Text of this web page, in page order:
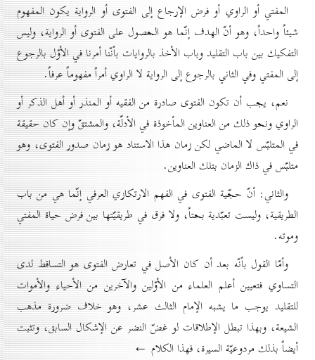
المفتي أو الراوي أو فرض الإرجاع إلى الفتوى أو الرواية يكون المفهوم
شيئاً واحداً، وهو أنّ الهدف إنّما هو الحصول على الفتوى أو الرواية، وليس
التفكيك بين باب التقليد وباب الأخذ بالروايات بأنّنا أمرنا في الأوّل بالرجوع
إلى المفتي وفي الثاني بالرجوع إلى الرواية لا الراوي أمراً مفهوماً عرفاً.
نعم، يجب أن تكون الفتوى صادرة من الفقيه أو المنذر أو أهل الذكر أو
الراوي ونحو ذلك من العناوين المأخوذة في الأدلّة، والمشتقّ وإن كان حقيقة
في المتلبّس لا الماضي لكن زمان هذا الاستناد هو زمان صدور الفتوى، وهو
متلبّس في ذاك الزمان بتلك العناوين.
والثاني: أنّ حجّية الفتوى في الفهم الارتكازي العرفي إنّما هي من باب
الطريقية، وليست تعبّدية بحتاً، ولا فرق في طريقيّتها بين فرض حياة المفتي
وموته.
وأمّا القول بأنّه بعد أن كان الأصل في تعارض الفتوى هو التساقط لدى
التساوي فتعيين أعلم العلماء من الأوّلين والآخرين من الأحياء والأموات
للتقليد يوجب ما يشبه الإمام الثالث عشر، وهو خلاف ضرورة مذهب
الشيعة، وبهذا تبطل الإطلاقات لو غضّ النضر عن الإشكال السابق، وتثبت
أيضاً بذلك مردوعيّة السيرة، فهذا الكلام ←